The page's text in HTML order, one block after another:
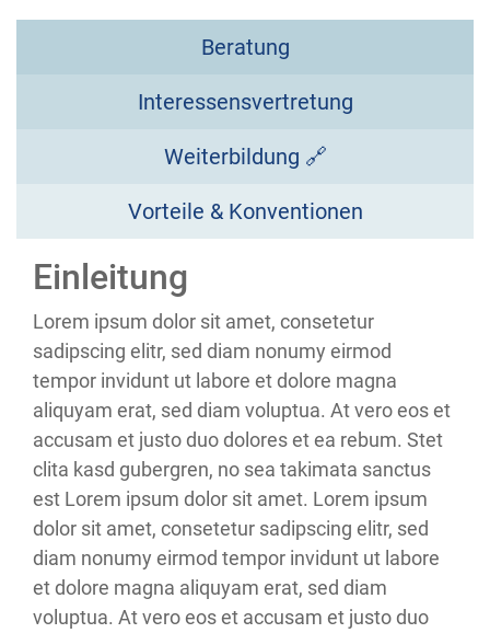
Beratung
Interessensvertretung
Weiterbildung 🔗
Vorteile & Konventionen
Einleitung
Lorem ipsum dolor sit amet, consetetur
sadipscing elitr, sed diam nonumy eirmod
tempor invidunt ut labore et dolore magna
aliquyam erat, sed diam voluptua. At vero eos et
accusam et justo duo dolores et ea rebum. Stet
clita kasd gubergren, no sea takimata sanctus
est Lorem ipsum dolor sit amet. Lorem ipsum
dolor sit amet, consetetur sadipscing elitr, sed
diam nonumy eirmod tempor invidunt ut labore
et dolore magna aliquyam erat, sed diam
voluptua. At vero eos et accusam et justo duo